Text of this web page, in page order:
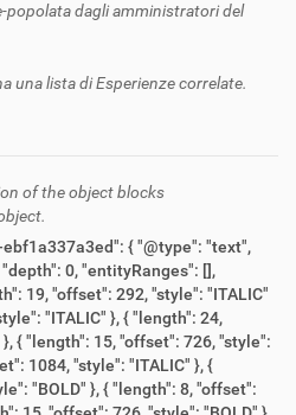
popolata dagli amministratori del
una lista di Esperienze correlate.
of the object blocks